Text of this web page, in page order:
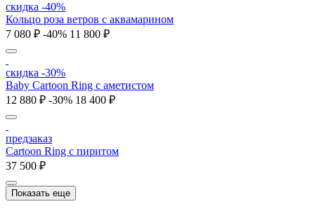
скидка -40%
Кольцо роза ветров с аквамарином
7 080 ₽ -40% 11 800 ₽
скидка -30%
Baby Cartoon Ring с аметистом
12 880 ₽ -30% 18 400 ₽
предзаказ
Cartoon Ring с пиритом
37 500 ₽
Показать еще